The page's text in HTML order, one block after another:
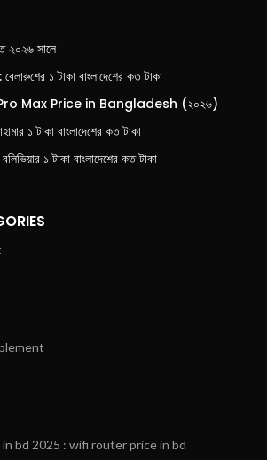
২০২৬ সালে
১ টাকা বাংলাদেশের কত টাকা
Max Price in Bangladesh (২০২৬)
১ টাকা বাংলাদেশের কত টাকা
১ টাকা বাংলাদেশের কত টাকা
bd 2025 : wifi router price in bd